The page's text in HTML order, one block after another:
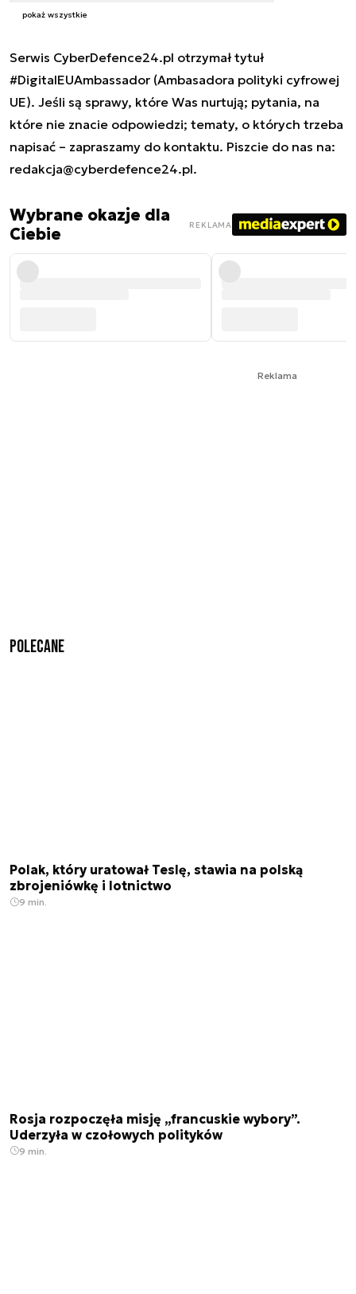
pokaż wszystkie
Serwis CyberDefence24.pl otrzymał tytuł
#DigitalEUAmbassador (Ambasadora polityki cyfrowej
UE). Jeśli są sprawy, które Was nurtują; pytania, na
które nie znacie odpowiedzi; tematy, o których trzeba
napisać – zapraszamy do kontaktu. Piszcie do nas na:
redakcja@cyberdefence24.pl.
Wybrane okazje dla
Ciebie
REKLAMA
Reklama
Polecane
Polak, który uratował Teslę, stawia na polską
zbrojeniówkę i lotnictwo
9 min.
Rosja rozpoczęła misję „francuskie wybory”.
Uderzyła w czołowych polityków
9 min.